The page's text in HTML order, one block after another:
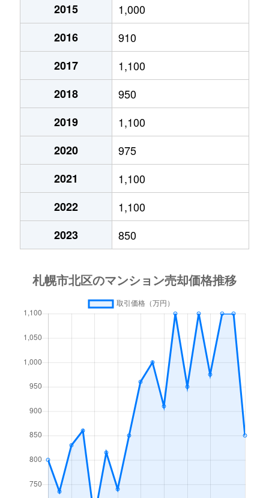
あいの里２条
100万円
あいの里２条
550万円
あいの里２条
1,600万円
あいの里２条
1,500万円
あいの里２条
100万円
あいの里２条
200万円
あいの里２条
850万円
あいの里２条
550万円
あいの里２条
600万円
あいの里２条
あいの里教育大
あいの里３条
1,300万円 あいの里教育大
あいの里公園
麻生町
2,200万円 麻生
北６条西
1,200万円 札幌(ＪＲ)
北７条西
610万円
北７条西
2,300万円
北７条西
4,000万円
2015
1,000
2016
910
2017
1,100
2018
950
2019
1,100
2020
975
2021
1,100
2022
1,100
2023
850